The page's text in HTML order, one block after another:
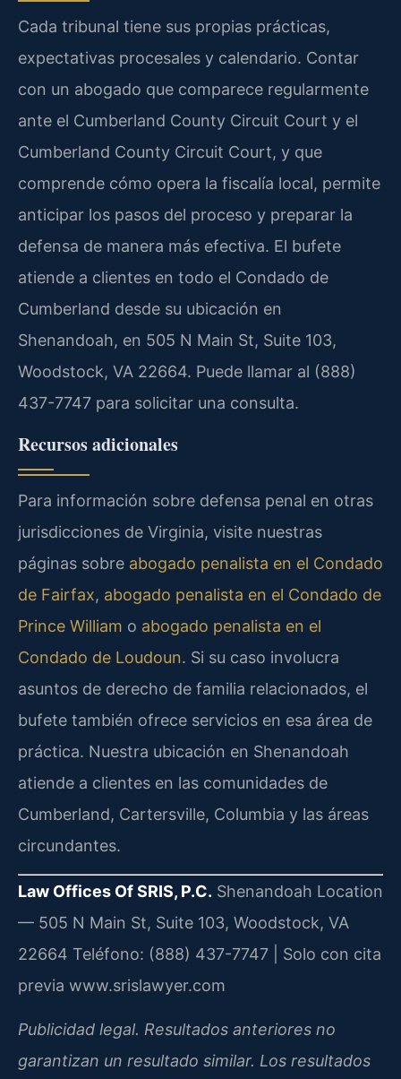
Cada tribunal tiene sus propias prácticas,
expectativas procesales y calendario. Contar
con un abogado que comparece regularmente
ante el Cumberland County Circuit Court y el
Cumberland County Circuit Court, y que
comprende cómo opera la fiscalía local, permite
anticipar los pasos del proceso y preparar la
defensa de manera más efectiva. El bufete
atiende a clientes en todo el Condado de
Cumberland desde su ubicación en
Shenandoah, en 505 N Main St, Suite 103,
Woodstock, VA 22664. Puede llamar al (888)
437-7747 para solicitar una consulta.
Recursos adicionales
Para información sobre defensa penal en otras
jurisdicciones de Virginia, visite nuestras
páginas sobre abogado penalista en el Condado
de Fairfax, abogado penalista en el Condado de
Prince William o abogado penalista en el
Condado de Loudoun. Si su caso involucra
asuntos de derecho de familia relacionados, el
bufete también ofrece servicios en esa área de
práctica. Nuestra ubicación en Shenandoah
atiende a clientes en las comunidades de
Cumberland, Cartersville, Columbia y las áreas
circundantes.
Law Offices Of SRIS, P.C. Shenandoah Location
— 505 N Main St, Suite 103, Woodstock, VA
22664 Teléfono: (888) 437-7747 | Solo con cita
previa www.srislawyer.com
Publicidad legal. Resultados anteriores no
garantizan un resultado similar. Los resultados